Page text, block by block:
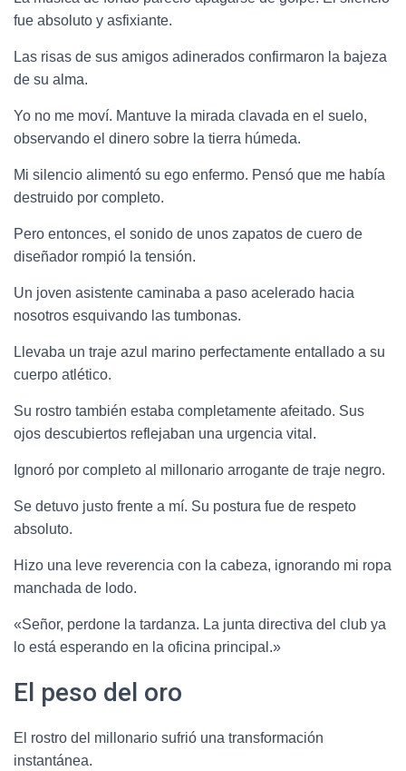
fue absoluto y asfixiante.
Las risas de sus amigos adinerados confirmaron la bajeza
de su alma.
Yo no me moví. Mantuve la mirada clavada en el suelo,
observando el dinero sobre la tierra húmeda.
Mi silencio alimentó su ego enfermo. Pensó que me había
destruido por completo.
Pero entonces, el sonido de unos zapatos de cuero de
diseñador rompió la tensión.
Un joven asistente caminaba a paso acelerado hacia
nosotros esquivando las tumbonas.
Llevaba un traje azul marino perfectamente entallado a su
cuerpo atlético.
Su rostro también estaba completamente afeitado. Sus
ojos descubiertos reflejaban una urgencia vital.
Ignoró por completo al millonario arrogante de traje negro.
Se detuvo justo frente a mí. Su postura fue de respeto
absoluto.
Hizo una leve reverencia con la cabeza, ignorando mi ropa
manchada de lodo.
«Señor, perdone la tardanza. La junta directiva del club ya
lo está esperando en la oficina principal.»
El peso del oro
El rostro del millonario sufrió una transformación
instantánea.